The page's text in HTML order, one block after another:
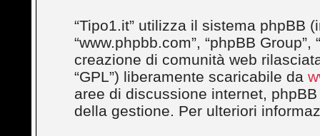
“Tipo1.it” utilizza il sistema phpBB
“www.phpbb.com”, “phpBB
creazione di comunità web
“GPL”) liberamente scaricabile da
aree di discussione internet,
della gestione. Per ulteriori